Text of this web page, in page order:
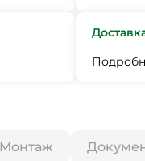
Монтаж